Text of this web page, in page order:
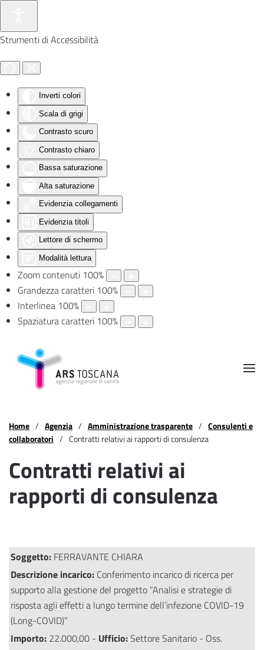
Strumenti di Accessibilità
Inverti colori
Scala di grigi
Contrasto scuro
Contrasto chiaro
Bassa saturazione
Alta saturazione
Evidenzia collegamenti
Evidenzia titoli
Lettore di schermo
Modalità lettura
Zoom contenuti 100%
Grandezza caratteri 100%
Interlinea 100%
Spaziatura caratteri 100%
Skip to main content
Home Agenzia Amministrazione trasparente
Consulenti e
collaboratori
Contratti relativi ai rapporti di consulenza
Contratti relativi ai
rapporti di consulenza
Soggetto: FERRAVANTE CHIARA
Descrizione incarico: Conferimento incarico di ricerca per
supporto alla gestione del progetto “Analisi e strategie di
risposta agli effetti a lungo termine dell’infezione COVID-19
(Long-COVID)”
Importo: 22.000,00 - Ufficio:Settore Sanitario - Oss.